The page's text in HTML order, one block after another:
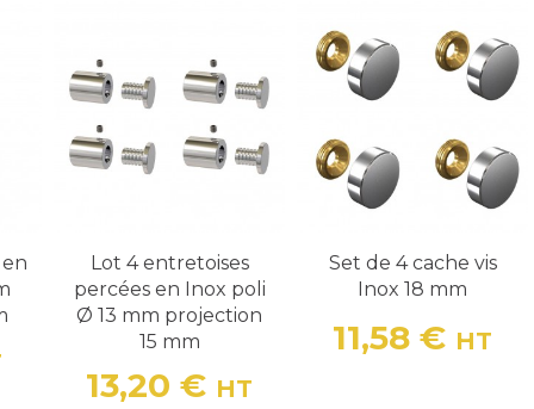
Lot 4 entretoises
percées en Inox poli
Ø 13 mm projection
15 mm
Prix
13,20 € HT
Set de 4 cache vis
Inox 18 mm
Prix
11,58 € HT